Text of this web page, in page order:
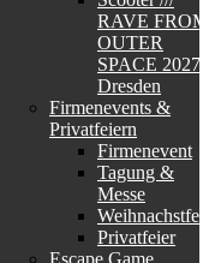
RAVE FROM
OUTER
SPACE 2027
Dresden
Firmenevents &
Privatfeiern
Firmenevent
Tagung &
Messe
Privatfeier
Escape Game